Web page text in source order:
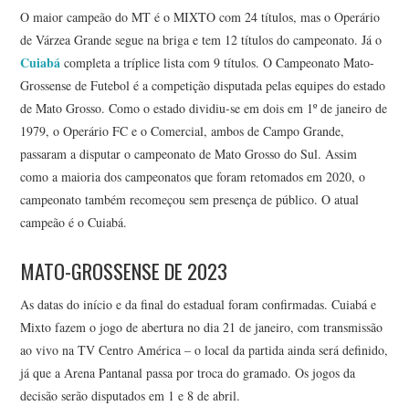
O maior campeão do MT é o MIXTO com 24 títulos, mas o Operário
de Várzea Grande segue na briga e tem 12 títulos do campeonato. Já o
Cuiabá completa a tríplice lista com 9 títulos. O Campeonato Mato-
Grossense de Futebol é a competição disputada pelas equipes do estado
de Mato Grosso. Como o estado dividiu-se em dois em 1º de janeiro de
1979, o Operário FC e o Comercial, ambos de Campo Grande,
passaram a disputar o campeonato de Mato Grosso do Sul. Assim
como a maioria dos campeonatos que foram retomados em 2020, o
campeonato também recomeçou sem presença de público. O atual
campeão é o Cuiabá.
MATO-GROSSENSE DE 2023
As datas do início e da final do estadual foram confirmadas. Cuiabá e
Mixto fazem o jogo de abertura no dia 21 de janeiro, com transmissão
ao vivo na TV Centro América – o local da partida ainda será definido,
já que a Arena Pantanal passa por troca do gramado. Os jogos da
decisão serão disputados em 1 e 8 de abril.